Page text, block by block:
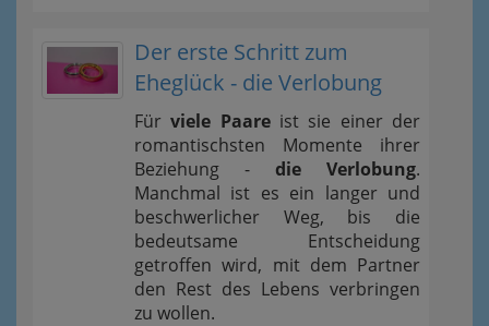
Der erste Schritt zum
Eheglück - die Verlobung
Fürviele Paareist sie einer der
romantischsten Momente ihrer
Beziehung - die Verlobung.
Manchmal ist es ein langer und
beschwerlicher Weg, bis die
bedeutsame Entscheidung
getroffen wird, mit dem Partner
den Rest des Lebens verbringen
zu wollen.